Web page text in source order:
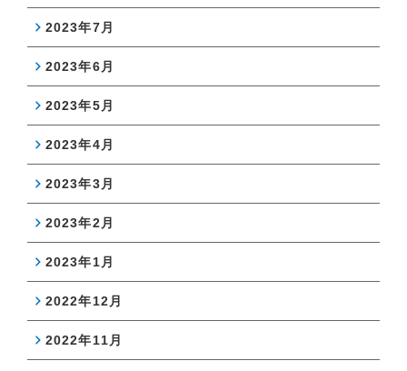
2023年7月
2023年6月
2023年5月
2023年4月
2023年3月
2023年2月
2023年1月
2022年12月
2022年11月